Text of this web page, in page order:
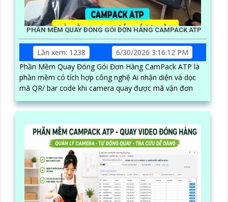
PHẦN MỀM QUAY ĐÓNG GÓI ĐƠN HÀNG CAMPACK ATP
Lần xem: 1238
6/30/2026 3:16:12 PM
Phần Mềm Quay Đóng Gói Đơn Hàng CamPack ATP là
phần mềm có tích hợp công nghệ Ai nhận diện và dọc
mã QR/ bar code khi camera quay được mã vận đơn